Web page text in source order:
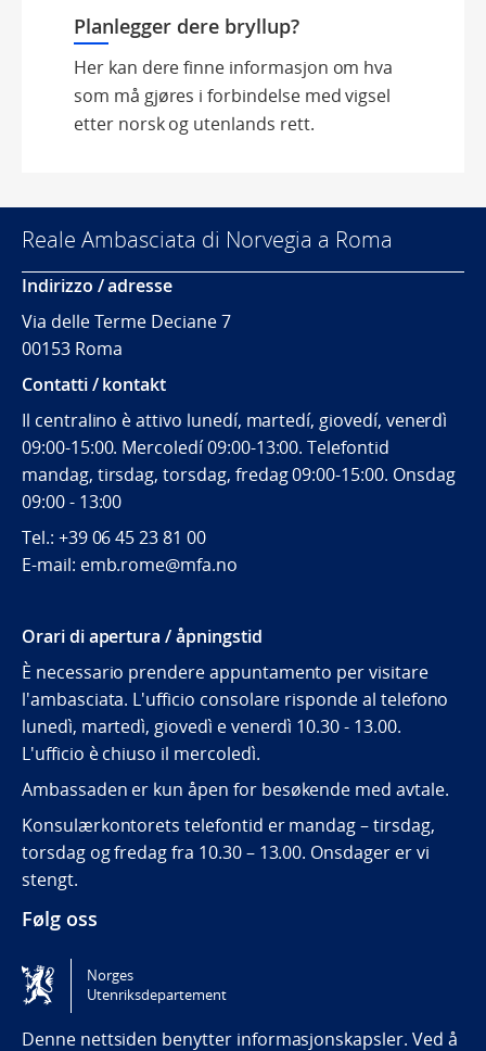
Planlegger dere bryllup?
Her kan dere finne informasjon om hva
som må gjøres i forbindelse med vigsel
etter norsk og utenlands rett.
Reale Ambasciata di Norvegia a Roma
Indirizzo / adresse
Via delle Terme Deciane 7
00153 Roma
Contatti / kontakt
Il centralino è attivo lunedí, martedí, giovedí, venerdì
09:00-15:00. Mercoledí 09:00-13:00. Telefontid
mandag, tirsdag, torsdag, fredag 09:00-15:00. Onsdag
09:00 - 13:00
Tel.: +39 06 45 23 81 00
E-mail: emb.rome@mfa.no
Orari di apertura / åpningstid
È necessario prendere appuntamento per visitare
l'ambasciata. L'ufficio consolare risponde al telefono
lunedì, martedì, giovedì e venerdì 10.30 - 13.00.
L'ufficio è chiuso il mercoledì.
Ambassaden er kun åpen for besøkende med avtale.
Konsulærkontorets telefontid er mandag – tirsdag,
torsdag og fredag fra 10.30 – 13.00. Onsdager er vi
stengt.
Følg oss
Ambassaden på facebook
Tilgjengelighetserklæring / Accessibility statement
(NO)
Norges
Utenriksdepartement
Denne nettsiden benytter informasjonskapsler. Ved å